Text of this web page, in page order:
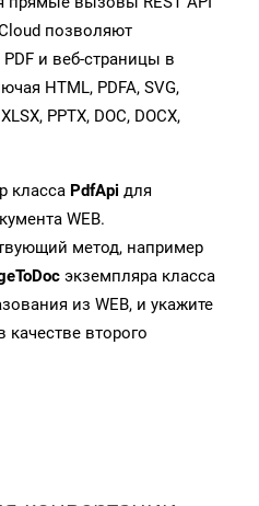
позволяют
и веб-страницы в
HTML, PDFA, SVG,
PPTX, DOC, DOCX,
класса PdfApi для
WEB.
метод, например
экземпляра класса
из WEB, и укажите
второго